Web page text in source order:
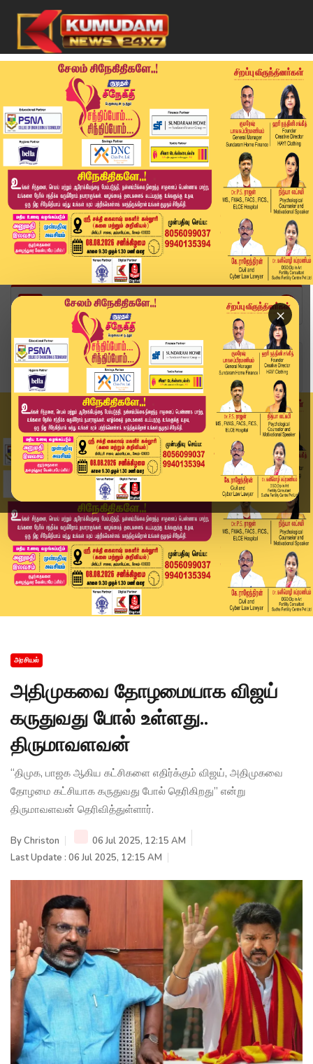
×
Home
அரசியல்
அதிமுகவை தோழமையாக விஜய் கருதுவது போல் உள்ளது.. ...
அரசியல்
அதிமுகவை தோழமையாக விஜய்
கருதுவது போல் உள்ளது..
திருமாவளவன்
“திமுக, பாஜக ஆகிய கட்சிகளை எதிர்க்கும் விஜய், அதிமுகவை
தோழமை கட்சியாக கருதுவது போல் தெரிகிறது” என்று
திருமாவளவன் தெரிவித்துள்ளார்.
ByChriston
06 Jul 2025, 12:15 AM
Last Update : 06 Jul 2025, 12:15 AM